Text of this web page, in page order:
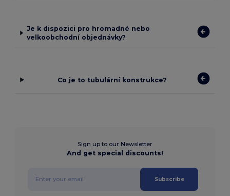
Je k dispozici pro hromadné nebo
velkoobchodní objednávky?
Co je to tubulární konstrukce?
Sign up to our Newsletter
And get special discounts!
Subscribe